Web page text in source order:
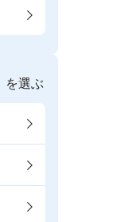
を選ぶ